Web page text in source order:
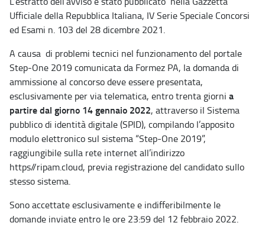
Ufficiale della Repubblica Italiana, IV Serie Speciale Concorsi
ed Esami n. 103 del 28 dicembre 2021.
A causa di problemi tecnici nel funzionamento del portale
Step-One 2019 comunicata da Formez PA, la domanda di
ammissione al concorso deve essere presentata,
esclusivamente per via telematica, entro trenta giorni a
partire dal giorno 14 gennaio 2022, attraverso il Sistema
pubblico di identità digitale (SPID), compilando l’apposito
modulo elettronico sul sistema “Step-One 2019”,
raggiungibile sulla rete internet all’indirizzo
https//ripam.cloud, previa registrazione del candidato sullo
stesso sistema.
Sono accettate esclusivamente e indifferibilmente le
domande inviate entro le ore 23:59 del 12 febbraio 2022.